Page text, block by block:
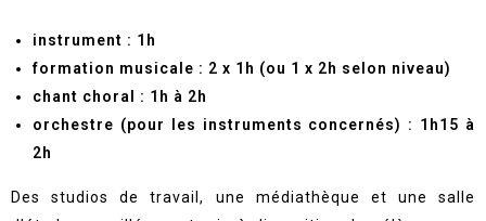
instrument : 1h
formation musicale : 2 x 1h (ou 1 x 2h selon niveau)
chant choral : 1h à 2h
orchestre (pour les instruments concernés) : 1h15 à
2h
Des studios de travail, une médiathèque et une salle